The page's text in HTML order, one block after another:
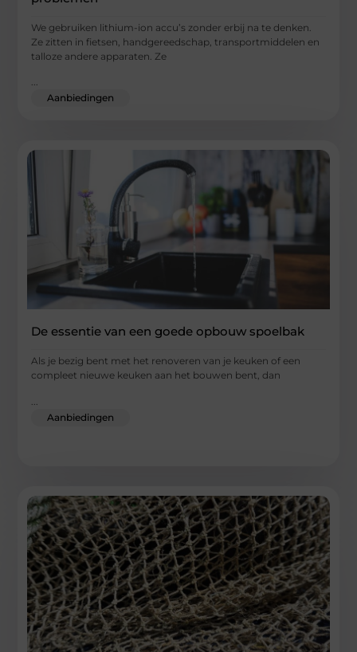
We gebruiken lithium-ion accu’s zonder erbij na te denken.
Ze zitten in fietsen, handgereedschap, transportmiddelen en
talloze andere apparaten. Ze
...
Aanbiedingen
De essentie van een goede opbouw spoelbak
Als je bezig bent met het renoveren van je keuken of een
compleet nieuwe keuken aan het bouwen bent, dan
Aanbiedingen